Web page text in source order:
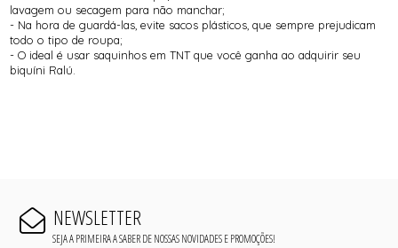
lavagem ou secagem para não manchar;
- Na hora de guardá-las, evite sacos plásticos, que sempre prejudicam
todo o tipo de roupa;
- O ideal é usar saquinhos em TNT que você ganha ao adquirir seu
biquíni Ralú.
NEWSLETTER
SEJA A PRIMEIRA A SABER DE NOSSAS NOVIDADES E PROMOÇÕES!